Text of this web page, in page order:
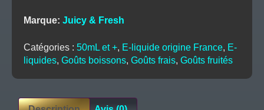
-
&
Fresh
Marque: Juicy & Fresh
Catégories : 50mL et +, E-liquide origine France, E-
liquides, Goûts boissons, Goûts frais, Goûts fruités